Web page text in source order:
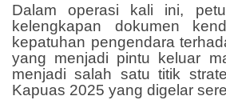
Dalam operasi kali ini,
kelengkapan dokumen
kepatuhan pengendara
yang menjadi pintu keluar
menjadi salah satu titik
Kapuas 2025 yang digelar